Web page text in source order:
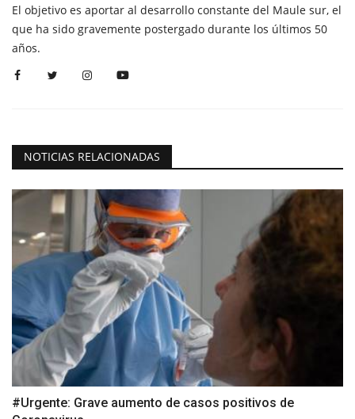
El objetivo es aportar al desarrollo constante del Maule sur, el
que ha sido gravemente postergado durante los últimos 50
años.
NOTICIAS RELACIONADAS
#Urgente: Grave aumento de casos positivos de